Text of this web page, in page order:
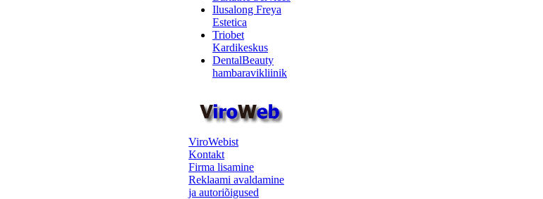
Ilusalong Freya
Estetica
Triobet
Kardikeskus
DentalBeauty
hambaravikliinik
ViroWebist
Kontakt
Firma lisamine
Reklaami avaldamine
ja autoriõigused